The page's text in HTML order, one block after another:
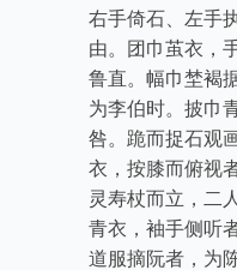
右手倚石、左手
由。团巾茧衣，
鲁直。幅巾埜褐
为李伯时。披巾
咎。跪而捉石观
衣，按膝而俯视
灵寿杖而立，二
青衣，袖手侧听
道服摘阮者，为